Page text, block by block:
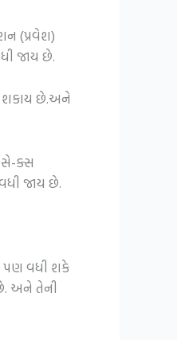
(પ્રવેશ)
જાય છે.
શકાય છે.અને
સે-ક્સ
જાય છે.
પણ વધી શકે
અને તેની